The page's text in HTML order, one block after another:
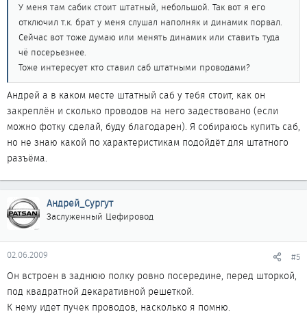
У меня там сабик стоит штатный, небольшой. Так вот я его
отключил т.к. брат у меня слушал наполняк и динамик порвал.
Сейчас вот тоже думаю или менять динамик или ставить туда
чё посерьезнее.
Тоже интересует кто ставил саб штатными проводами?
Андрей а в каком месте штатный саб у тебя стоит, как он
закреплён и сколько проводов на него задествовано (если
можно фотку сделай, буду благодарен). Я собираюсь купить саб,
но не знаю какой по характеристикам подойдёт для штатного
разъёма.
Андрей_Сургут
Заслуженный Цефировод
02.06.2009 #5
Он встроен в заднюю полку ровно посередине, перед шторкой,
под квадратной декаративной решеткой.
К нему идет пучек проводов, насколько я помню.